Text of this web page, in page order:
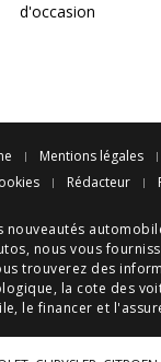
d'occasion
Mentions légales
Rédacteur
nouveautés
, nous vous
trouverez des
, la cote des
, le financer et